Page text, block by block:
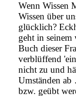
Wenn Wissen
Wissen über
glücklich?
geht in
Buch dieser
verblüffend
nicht zu und
Umständen
bzw. geübt